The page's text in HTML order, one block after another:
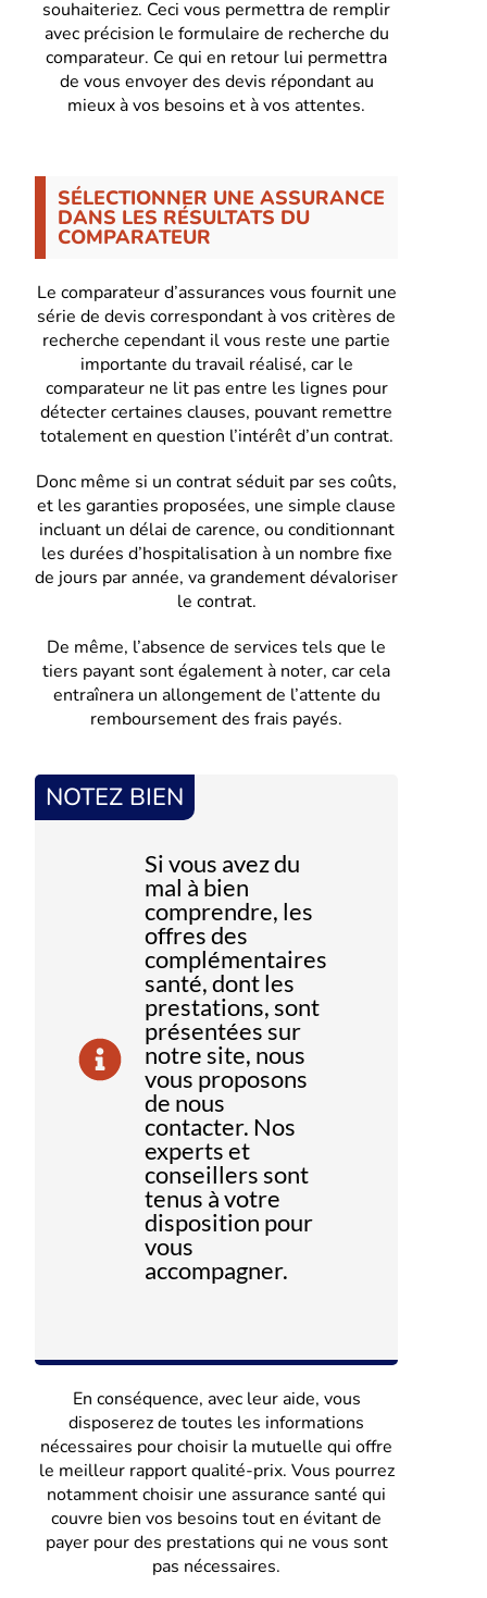
souhaiteriez. Ceci vous permettra de remplir
avec précision le formulaire de recherche du
comparateur. Ce qui en retour lui permettra
de vous envoyer des devis répondant au
mieux à vos besoins et à vos attentes.
SÉLECTIONNER UNE ASSURANCE
DANS LES RÉSULTATS DU
COMPARATEUR
Le comparateur d’assurances vous fournit une
série de devis correspondant à vos critères de
recherche cependant il vous reste une partie
importante du travail réalisé, car le
comparateur ne lit pas entre les lignes pour
détecter certaines clauses, pouvant remettre
totalement en question l’intérêt d’un contrat.
Donc même si un contrat séduit par ses coûts,
et les garanties proposées, une simple clause
incluant un délai de carence, ou conditionnant
les durées d’hospitalisation à un nombre fixe
de jours par année, va grandement dévaloriser
le contrat.
De même, l’absence de services tels que le
tiers payant sont également à noter, car cela
entraînera un allongement de l’attente du
remboursement des frais payés.
Si vous avez du
mal à bien
comprendre, les
offres des
complémentaires
santé, dont les
prestations, sont
présentées sur
notre site, nous
vous proposons
de nous
contacter. Nos
experts et
conseillers sont
tenus à votre
disposition pour
vous
accompagner.
NOTEZ BIEN
En conséquence, avec leur aide, vous
disposerez de toutes les informations
nécessaires pour choisir la mutuelle qui offre
le meilleur rapport qualité-prix. Vous pourrez
notamment choisir une assurance santé qui
couvre bien vos besoins tout en évitant de
payer pour des prestations qui ne vous sont
pas nécessaires.